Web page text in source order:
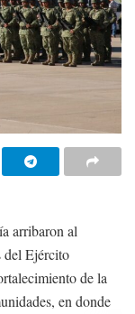
arribaron al
del Ejército
de la
en donde